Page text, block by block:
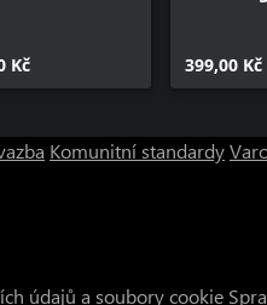
Kč 399,00 Kč
Komunitní standardy
údajů a soubory cookie